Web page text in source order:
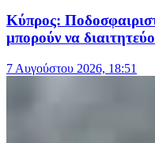
Κύπρος:
μπορούν να
7 Αυγούστου 2026, 18:51